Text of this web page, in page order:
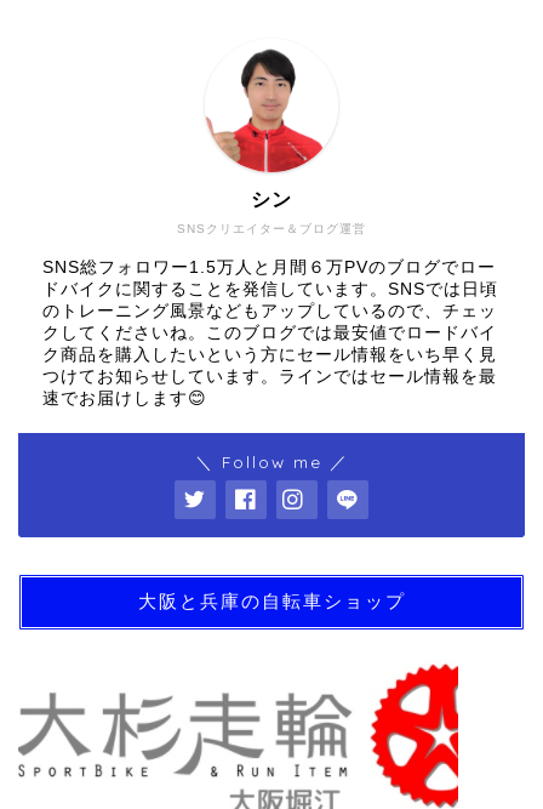
SNSクリエイター＆ブログ運営
シン
SNS総フォロワー1.5万人と月間６万PVのブログでロー
ドバイクに関することを発信しています。SNSでは日頃
のトレーニング風景などもアップしているので、チェッ
クしてくださいね。このブログでは最安値でロードバイ
ク商品を購入したいという方にセール情報をいち早く見
つけてお知らせしています。ラインではセール情報を最
速でお届けします😊
＼ Follow me ／
大阪と兵庫の自転車ショップ